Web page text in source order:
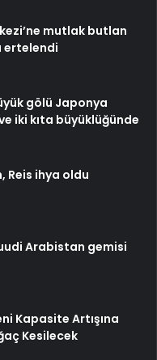
mutlak butlan
gölü Japonya
iki kıta büyüklüğünde
Reis ihya oldu
Arabistan gemisi
Kapasite Artışına
Kesilecek